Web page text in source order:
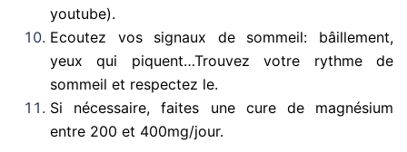
youtube).
Ecoutez vos signaux de sommeil: bâillement,
yeux qui piquent…Trouvez votre rythme de
sommeil et respectez le.
Si nécessaire, faites une cure de magnésium
entre 200 et 400mg/jour.